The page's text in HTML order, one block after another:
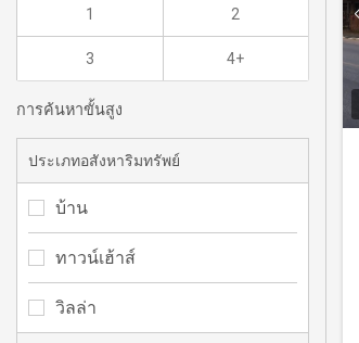
1 2
3 4+
การค้นหาขั้นสูง
ประเภทอสังหาริมทรัพย์
บ้าน
ทาวน์เฮ้าส์
วิลล่า